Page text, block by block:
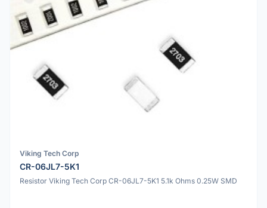
Viking Tech Corp
CR-06JL7-5K1
Resistor Viking Tech Corp CR-06JL7-5K1 5.1k Ohms 0.25W SMD